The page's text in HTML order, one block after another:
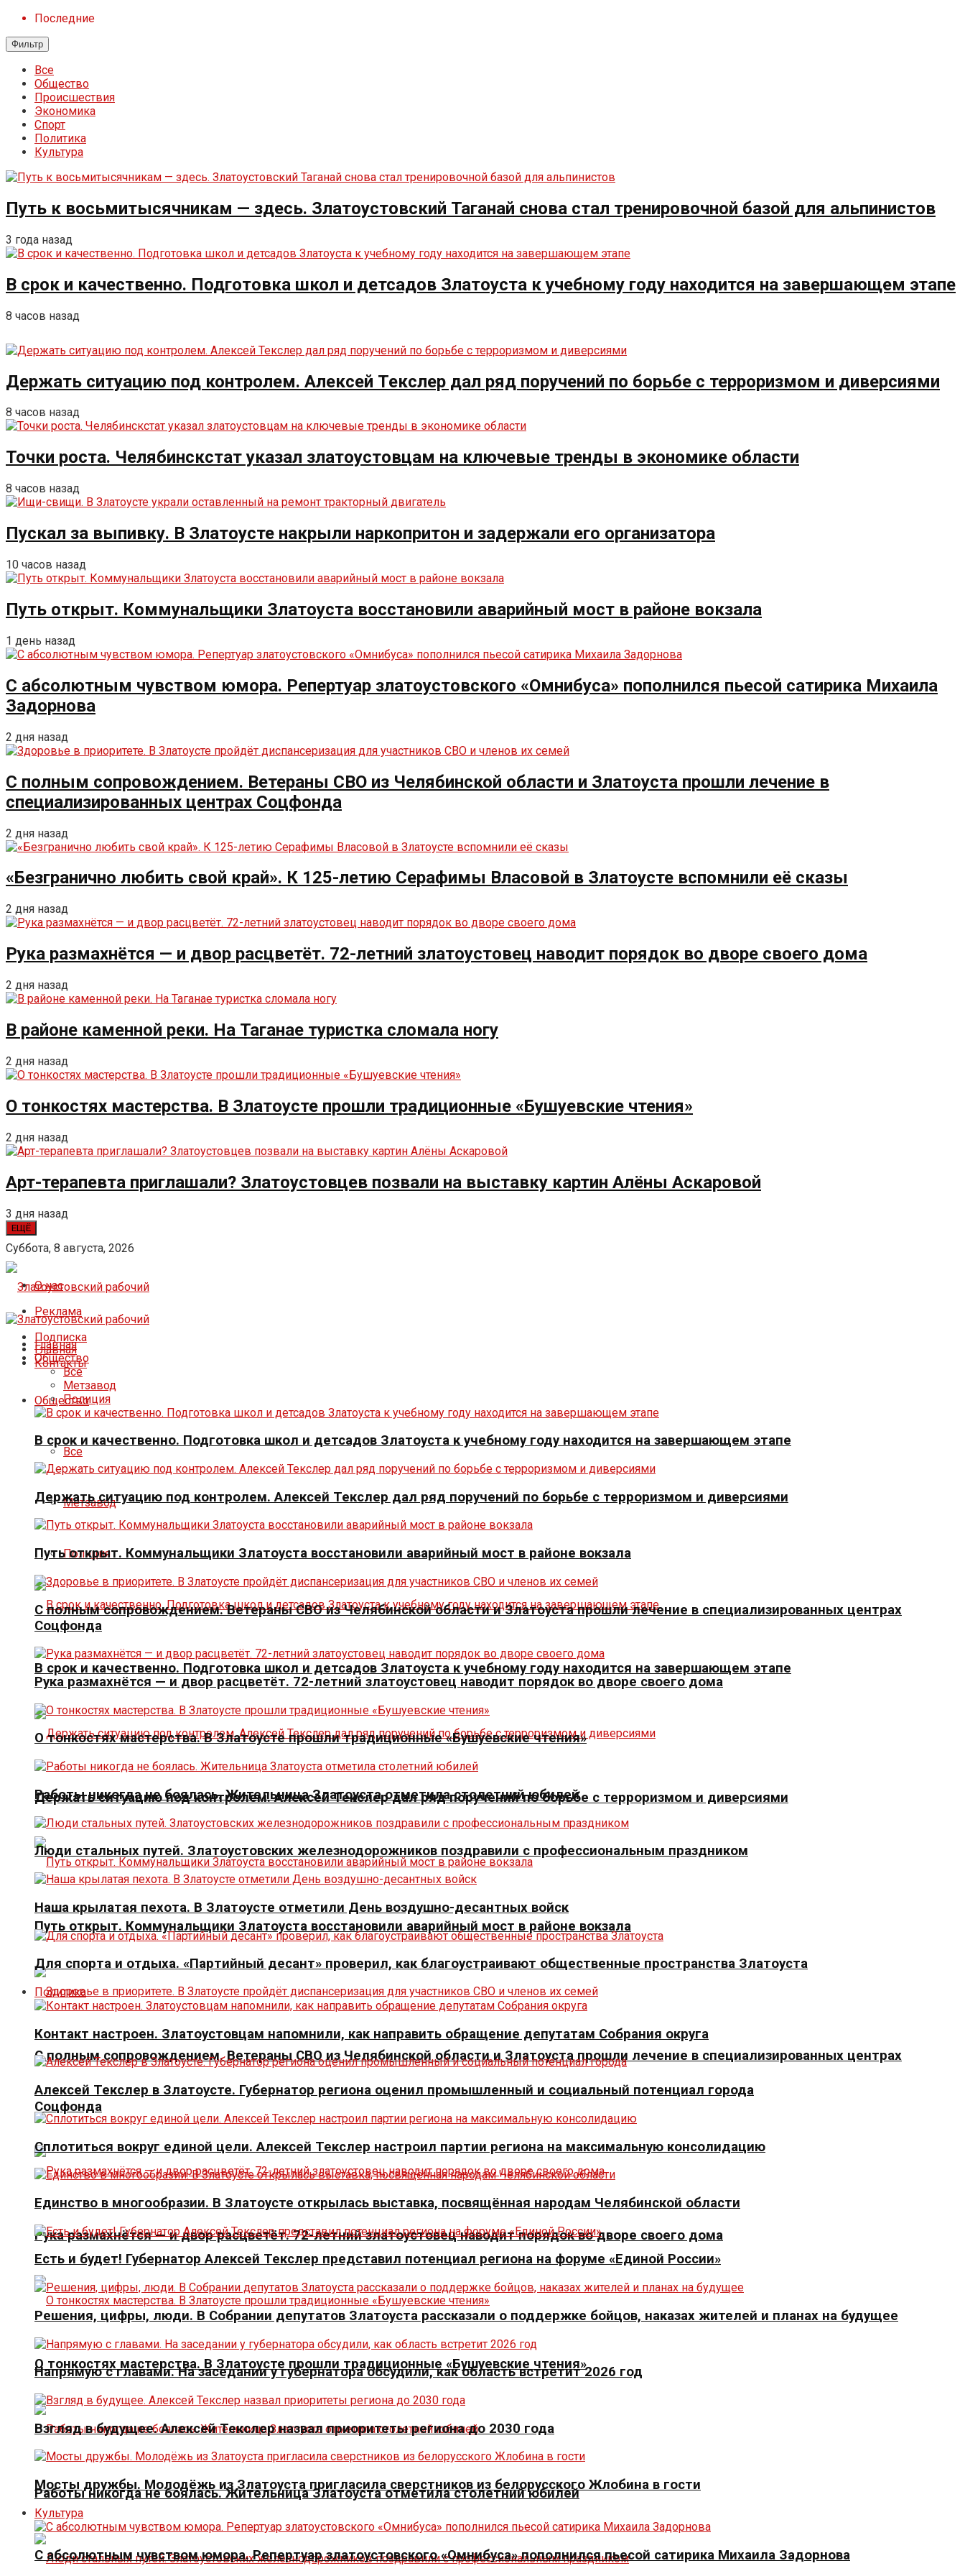
Последние
Фильтр
Все
Общество
Происшествия
Экономика
Спорт
Политика
Культура
Путь к восьмитысячникам — здесь. Златоустовский Таганай снова стал тренировочной базой для альпинистов
3 года назад
В срок и качественно. Подготовка школ и детсадов Златоуста к учебному году находится на завершающем этапе
8 часов назад
Держать ситуацию под контролем. Алексей Текслер дал ряд поручений по борьбе с терроризмом и диверсиями
8 часов назад
Точки роста. Челябинскстат указал златоустовцам на ключевые тренды в экономике области
8 часов назад
Пускал за выпивку. В Златоусте накрыли наркопритон и задержали его организатора
10 часов назад
Путь открыт. Коммунальщики Златоуста восстановили аварийный мост в районе вокзала
1 день назад
С абсолютным чувством юмора. Репертуар златоустовского «Омнибуса» пополнился пьесой сатирика Михаила
Задорнова
2 дня назад
С полным сопровождением. Ветераны СВО из Челябинской области и Златоуста прошли лечение в
специализированных центрах Соцфонда
2 дня назад
«Безгранично любить свой край». К 125-летию Серафимы Власовой в Златоусте вспомнили её сказы
2 дня назад
Рука размахнётся — и двор расцветёт. 72-летний златоустовец наводит порядок во дворе своего дома
2 дня назад
В районе каменной реки. На Таганае туристка сломала ногу
2 дня назад
О тонкостях мастерства. В Златоусте прошли традиционные «Бушуевские чтения»
2 дня назад
Арт-терапевта приглашали? Златоустовцев позвали на выставку картин Алёны Аскаровой
3 дня назад
ЕЩЁ
Суббота, 8 августа, 2026
О нас
Реклама
Подписка
Контакты
Главная
Общество
Все
Метзавод
Полиция
В срок и качественно. Подготовка школ и детсадов Златоуста к учебному году находится на завершающем этапе
Держать ситуацию под контролем. Алексей Текслер дал ряд поручений по борьбе с терроризмом и диверсиями
Путь открыт. Коммунальщики Златоуста восстановили аварийный мост в районе вокзала
С полным сопровождением. Ветераны СВО из Челябинской области и Златоуста прошли лечение в специализированных центрах
Соцфонда
Рука размахнётся — и двор расцветёт. 72-летний златоустовец наводит порядок во дворе своего дома
О тонкостях мастерства. В Златоусте прошли традиционные «Бушуевские чтения»
Работы никогда не боялась. Жительница Златоуста отметила столетний юбилей
Главная
Общество
Все
Метзавод
Полиция
В срок и качественно. Подготовка школ и детсадов Златоуста к учебному году находится на завершающем этапе
Держать ситуацию под контролем. Алексей Текслер дал ряд поручений по борьбе с терроризмом и диверсиями
Путь открыт. Коммунальщики Златоуста восстановили аварийный мост в районе вокзала
С полным сопровождением. Ветераны СВО из Челябинской области и Златоуста прошли лечение в специализированных центрах
Соцфонда
Рука размахнётся — и двор расцветёт. 72-летний златоустовец наводит порядок во дворе своего дома
О тонкостях мастерства. В Златоусте прошли традиционные «Бушуевские чтения»
Работы никогда не боялась. Жительница Златоуста отметила столетний юбилей
Люди стальных путей. Златоустовских железнодорожников поздравили с профессиональным праздником
Наша крылатая пехота. В Златоусте отметили День воздушно-десантных войск
Для спорта и отдыха. «Партийный десант» проверил, как благоустраивают общественные пространства Златоуста
Политика
Контакт настроен. Златоустовцам напомнили, как направить обращение депутатам Собрания округа
Алексей Текслер в Златоусте. Губернатор региона оценил промышленный и социальный потенциал города
Сплотиться вокруг единой цели. Алексей Текслер настроил партии региона на максимальную консолидацию
Единство в многообразии. В Златоусте открылась выставка, посвящённая народам Челябинской области
Есть и будет! Губернатор Алексей Текслер представил потенциал региона на форуме «Единой России»
Решения, цифры, люди. В Собрании депутатов Златоуста рассказали о поддержке бойцов, наказах жителей и планах на будущее
Напрямую с главами. На заседании у губернатора обсудили, как область встретит 2026 год
Взгляд в будущее. Алексей Текслер назвал приоритеты региона до 2030 года
Мосты дружбы. Молодёжь из Златоуста пригласила сверстников из белорусского Жлобина в гости
Культура
С абсолютным чувством юмора. Репертуар златоустовского «Омнибуса» пополнился пьесой сатирика Михаила Задорнова